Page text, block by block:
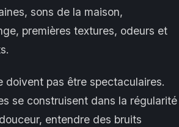
sons de la maison,
premières textures, odeurs et
doivent pas être spectaculaires.
se construisent dans la régularité
entendre des bruits